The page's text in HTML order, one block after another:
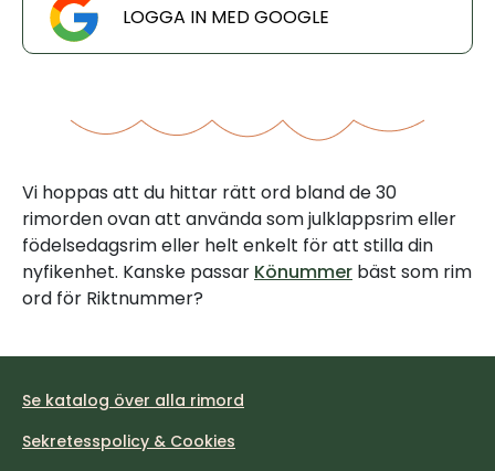
LOGGA IN MED GOOGLE
Vi hoppas att du hittar rätt ord bland de 30
rimorden ovan att använda som julklappsrim eller
födelsedagsrim eller helt enkelt för att stilla din
nyfikenhet. Kanske passar Könummer bäst som rim
ord för Riktnummer?
Se katalog över alla rimord
Sekretesspolicy & Cookies